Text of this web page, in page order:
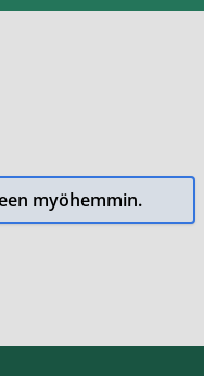
myöhemmin.